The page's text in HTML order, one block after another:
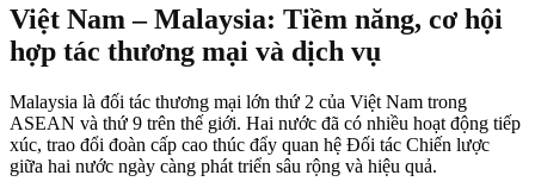
Việt Nam – Malaysia: Tiềm năng, cơ hội
hợp tác thương mại và dịch vụ
Malaysia là đối tác thương mại lớn thứ 2 của Việt Nam trong
ASEAN và thứ 9 trên thế giới. Hai nước đã có nhiều hoạt động tiếp
xúc, trao đổi đoàn cấp cao thúc đẩy quan hệ Đối tác Chiến lược
giữa hai nước ngày càng phát triển sâu rộng và hiệu quả.